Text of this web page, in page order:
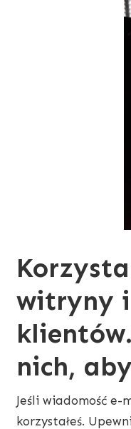
witryny
nich,
Jeśli wiadomość
korzystałeś.